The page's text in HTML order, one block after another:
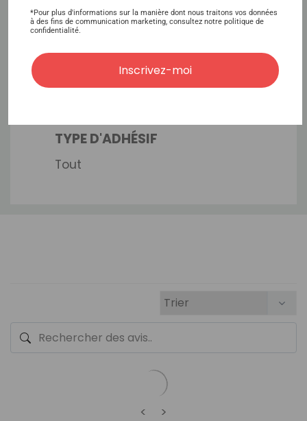
MARQUE
True Tape
TEMPS DE MAINTIEN
TYPE D'ADHÉSIF
Tout
< >
*Pour plus d'informations sur la manière dont nous traitons vos données
à des fins de communication marketing, consultez notre politique de
confidentialité.
Inscrivez-moi